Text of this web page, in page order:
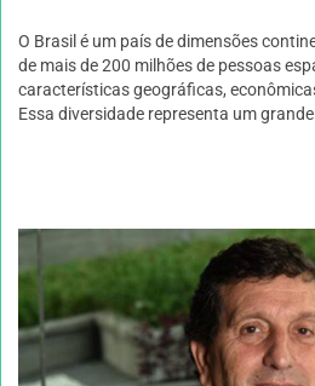
O Brasil é um país de dimensões
de mais de 200 milhões de pessoas
características geográficas,
Essa diversidade representa um grande